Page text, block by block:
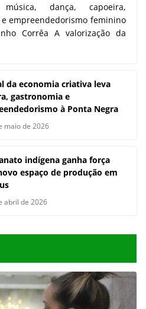
dança, capoeira,
empreendedorismo feminino
Corrêa A valorização da
da economia criativa leva
gastronomia e
à Ponta Negra
maio de 2026
indígena ganha força
espaço de produção em
abril de 2026